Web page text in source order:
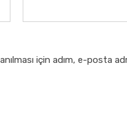
için adım, e-posta